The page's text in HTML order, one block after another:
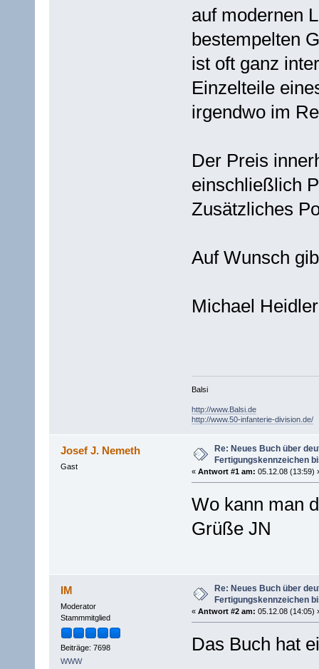
auf modernen
bestempelten
ist oft ganz
Einzelteile
irgendwo im
Der Preis
einschließlich
Zusätzliches
Auf Wunsch
Michael Heidler
Balsi
http://www.Balsi.de
http://www.50-infanterie-division.de/
Josef J. Nemeth
Gast
Re: Neues Buch über
Fertigungskennzeichen
« Antwort #1 am: 05.12.08 (13:59)
Wo kann man
Grüße JN
IM
Moderator
Stammmitglied
Beiträge: 7698
WWW
Re: Neues Buch über
Fertigungskennzeichen
« Antwort #2 am: 05.12.08 (14:05)
Das Buch hat